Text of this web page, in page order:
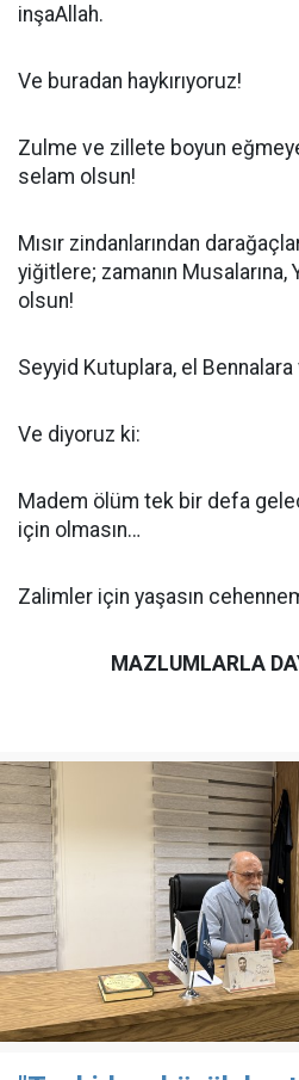
inşaAllah.
Ve buradan haykırıyoruz!
Zulme ve zillete boyun
selam olsun!
Mısır zindanlarından
yiğitlere; zamanın Musalarına,
olsun!
Seyyid Kutuplara, el
Ve diyoruz ki:
Madem ölüm tek bir defa
için olmasın…
Zalimler için yaşasın
MAZLUMLARLA